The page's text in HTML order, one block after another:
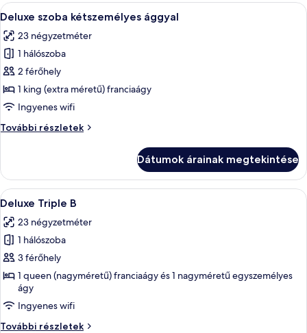
fürdőszoba
részletei
A
következő
szoba
összes
képének
megtekintése:
Deluxe
kétszemélyes
Egy szállodai szoba, amelyben
18
Deluxe szoba kétszemélyes ággyal
23 négyzetméter
1 hálószoba
2 férőhely
1 king (extra méretű) franciaágy
Ingyenes wifi
További részletek
Deluxe
további
részletei
Dátumok árainak megtekintése
A
következő
szoba
összes
képének
megtekintése:
Deluxe
Triple
B
Egy modern szállodai szoba,
10
Deluxe Triple B
23 négyzetméter
1 hálószoba
3 férőhely
1 queen (nagyméretű) franciaágy és 1 nagyméretű egyszemélyes
ágy
Ingyenes wifi
További részletek
Deluxe